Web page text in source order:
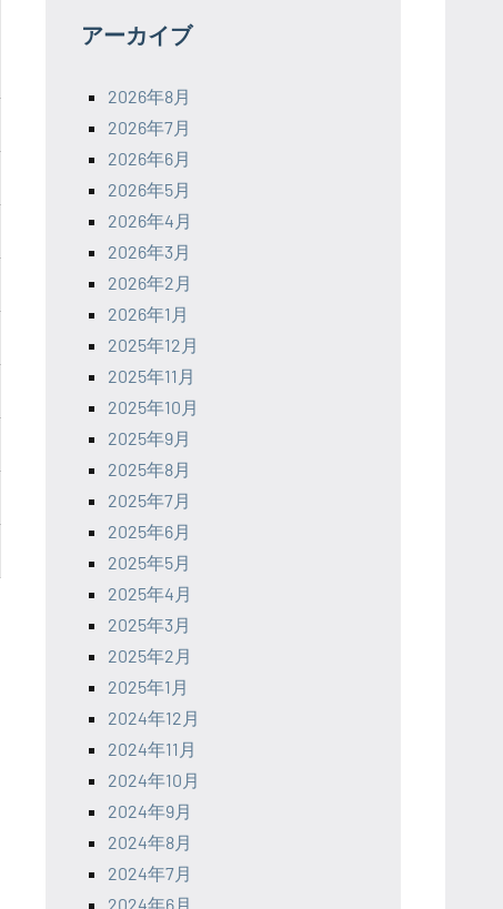
アーカイブ
2026年8月
2026年7月
2026年6月
2026年5月
2026年4月
2026年3月
2026年2月
2026年1月
2025年12月
2025年11月
2025年10月
2025年9月
2025年8月
2025年7月
2025年6月
2025年5月
2025年4月
2025年3月
2025年2月
2025年1月
2024年12月
2024年11月
2024年10月
2024年9月
2024年8月
2024年7月
2024年6月